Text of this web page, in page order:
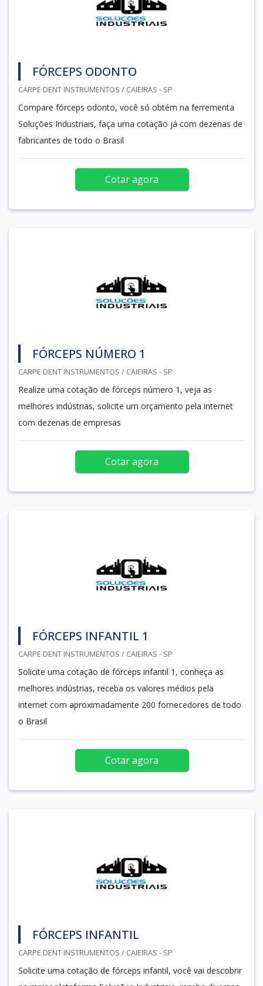
FÓRCEPS ODONTO
CARPE DENT INSTRUMENTOS / CAIEIRAS - SP
Compare fórceps odonto, você só obtém na ferrementa
Soluções Industriais, faça uma cotação já com dezenas de
fabricantes de todo o Brasil
Cotar agora
FÓRCEPS NÚMERO 1
CARPE DENT INSTRUMENTOS / CAIEIRAS - SP
Realize uma cotação de fórceps número 1, veja as
melhores indústrias, solicite um orçamento pela internet
com dezenas de empresas
Cotar agora
FÓRCEPS INFANTIL 1
CARPE DENT INSTRUMENTOS / CAIEIRAS - SP
Solicite uma cotação de fórceps infantil 1, conheça as
melhores indústrias, receba os valores médios pela
internet com aproximadamente 200 fornecedores de todo
o Brasil
Cotar agora
FÓRCEPS INFANTIL
CARPE DENT INSTRUMENTOS / CAIEIRAS - SP
Solicite uma cotação de fórceps infantil, você vai descobrir